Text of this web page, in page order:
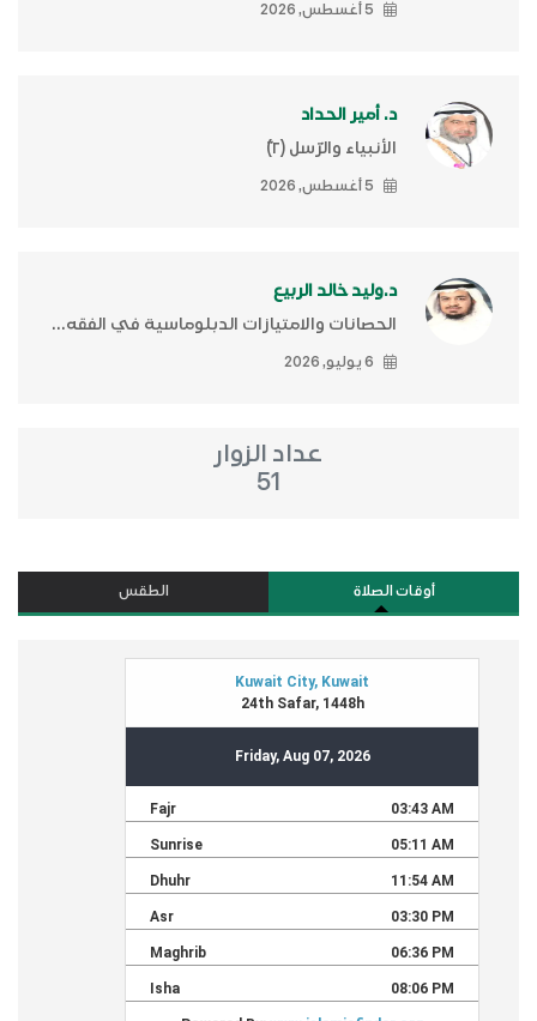
5 أغسطس, 2026
د. أمير الحداد
الأنبياء والرّسل (٢)ّ
5 أغسطس, 2026
د.وليد خالد الربيع
الحصانات والامتيازات الدبلوماسية في الفقه...
6 يوليو, 2026
عداد الزوار
51
أوقات الصلاة الطقس